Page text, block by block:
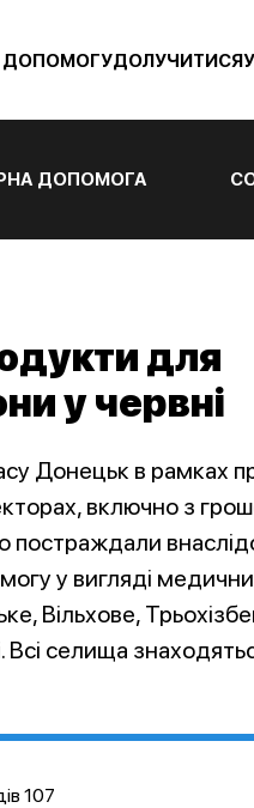
ДОПОМОГУДОЛУЧИТИСЯ
ДОПОМОГА
для
у червні
Донецьк в рамках
включно з
у вигляді
Вільхове,
селища
107